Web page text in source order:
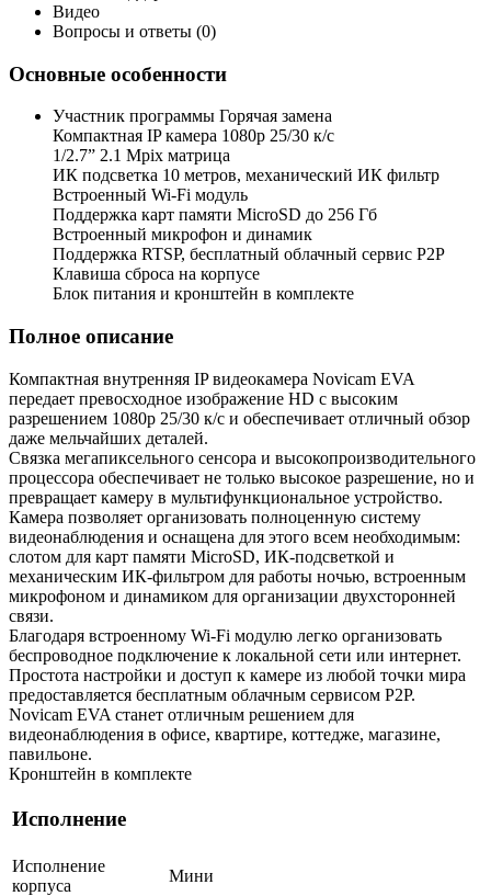
Видео
Вопросы и ответы (0)
Основные особенности
Участник программы Горячая замена
Компактная IP камера 1080p 25/30 к/с
1/2.7” 2.1 Mpix матрица
ИК подсветка 10 метров, механический ИК фильтр
Встроенный Wi-Fi модуль
Поддержка карт памяти MicroSD до 256 Гб
Встроенный микрофон и динамик
Поддержка RTSP, бесплатный облачный сервис P2P
Клавиша сброса на корпусе
Блок питания и кронштейн в комплекте
Полное описание
Компактная внутренняя IP видеокамера Novicam EVA
передает превосходное изображение HD с высоким
разрешением 1080p 25/30 к/с и обеспечивает отличный обзор
даже мельчайших деталей.
Связка мегапиксельного сенсора и высокопроизводительного
процессора обеспечивает не только высокое разрешение, но и
превращает камеру в мультифункциональное устройство.
Камера позволяет организовать полноценную систему
видеонаблюдения и оснащена для этого всем необходимым:
слотом для карт памяти MicroSD, ИК-подсветкой и
механическим ИК-фильтром для работы ночью, встроенным
микрофоном и динамиком для организации двухсторонней
связи.
Благодаря встроенному Wi-Fi модулю легко организовать
беспроводное подключение к локальной сети или интернет.
Простота настройки и доступ к камере из любой точки мира
предоставляется бесплатным облачным сервисом P2P.
Novicam EVA станет отличным решением для
видеонаблюдения в офисе, квартире, коттедже, магазине,
павильоне.
Кронштейн в комплекте
Исполнение
Исполнение
корпуса
Мини